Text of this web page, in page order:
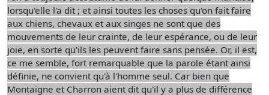
lorsqu'elle l'a dit ; et ainsi toutes les choses qu'on fait faire
aux chiens, chevaux et aux singes ne sont que des
mouvements de leur crainte, de leur espérance, ou de leur
joie, en sorte qu'ils les peuvent faire sans pensée. Or, il est,
ce me semble, fort remarquable que la parole étant ainsi
définie, ne convient qu'à l'homme seul. Car bien que
Montaigne et Charron aient dit qu'il y a plus de différence